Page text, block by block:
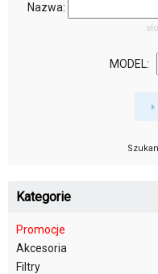
Nazwa:
MODEL:
Kategorie
Promocje
Akcesoria
Filtry